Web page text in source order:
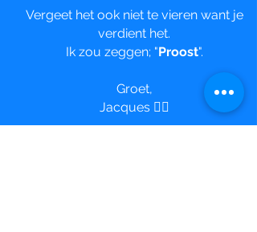
Vergeet het ook niet te vieren want je
verdient het.
Ik zou zeggen; "Proost".
Groet,
Jacques 💁‍♂️